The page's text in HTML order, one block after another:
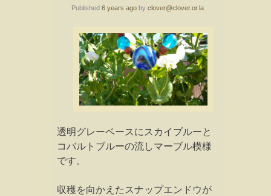
Published 6 years agoby clover@clover.or.la
透明グレーベースにスカイブルーと
コバルトブルーの流しマーブル模様
です。
収穫を向かえたスナップエンドウが